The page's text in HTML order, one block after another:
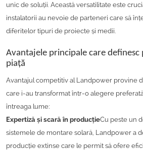
unic de soluții. Această versatilitate este
instalatorii au nevoie de parteneri care să
diferitelor tipuri de proiecte și medii.
Avantajele principale care definesc
piață
Avantajul competitiv al Landpower provine
care i-au transformat într-o alegere
întreaga lume:
Expertiză și scară în producțieCu peste un
sistemele de montare solară, Landpower a
producție extinse care le permit să ofere